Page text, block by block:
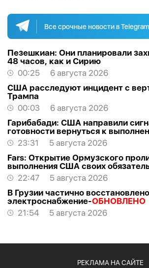
Все срочные новости в
Пезешкиан: Они планировали
48 часов, как и Сирию
00:25
6 августа 2026
США расследуют инцидент с
Трампа
00:03
6 августа 2026
Гарибабади: США направили
готовности вернуться к
обязательств
23:31
5 августа 2026
Fars: Открытие Ормузского
выполнения США своих
22:47
5 августа 2026
В Грузии частично восстановлено
электроснабжение-ОБНОВЛЕНО
21:54
5 августа 2026
РЕКЛАМА НА САЙТЕ